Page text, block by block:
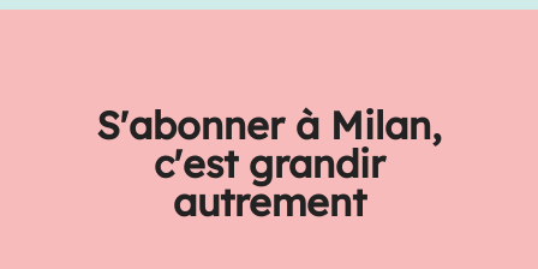
S'abonner à Milan,
c'est grandir
autrement